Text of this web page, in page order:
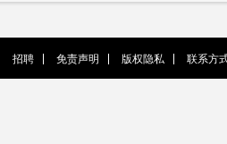
招聘 免责声明 版权隐私 联系方